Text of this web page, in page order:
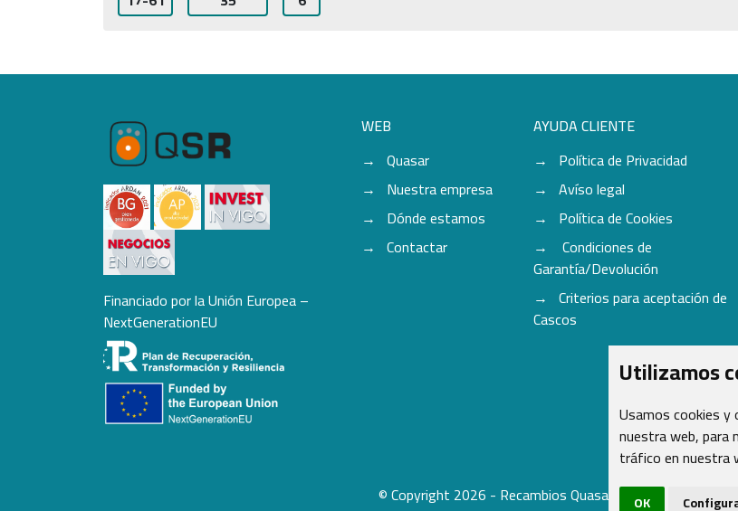
Utilizamos
Usamos cookies y
nuestra web, para
tráfico en nuestra
OK
Financiado por la Unión Europea –
NextGenerationEU
WEB
Quasar
Nuestra empresa
Dónde estamos
Contactar
AYUDA CLIENTE
Política de Privacidad
Avíso legal
Política de Cookies
Condiciones de
Garantía/Devolución
Criterios para aceptación de
Cascos
© Copyright 2026 - Recambios Quasar S.L. | Todos los